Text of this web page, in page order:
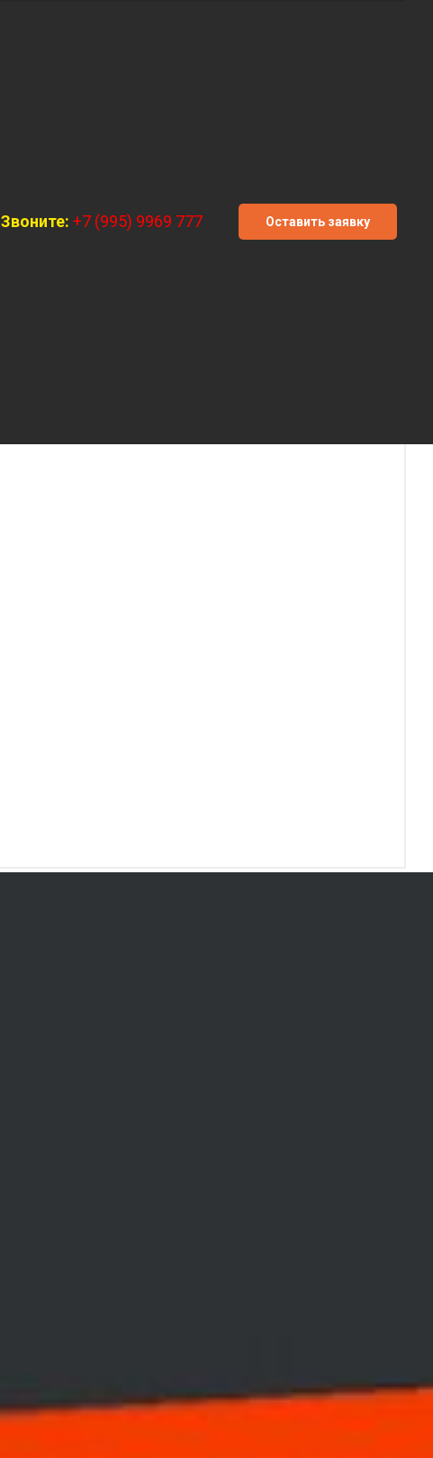
Звоните: +7 (995) 9969 777 Оставить заявку